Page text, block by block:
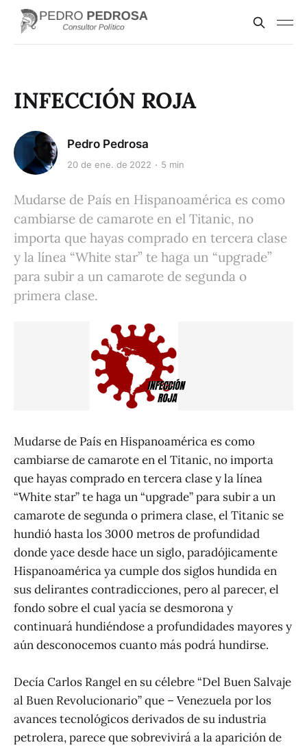
INFECCIÓN ROJA
Pedro Pedrosa
20 de ene. de 2022 5 min
Mudarse de País en Hispanoamérica es como
cambiarse de camarote en el Titanic, no
importa que hayas comprado en tercera clase
y la línea “White star” te haga un “upgrade”
para subir a un camarote de segunda o
primera clase.
Mudarse de País en Hispanoamérica es como
cambiarse de camarote en el Titanic, no importa
que hayas comprado en tercera clase y la línea
“White star” te haga un “upgrade” para subir a un
camarote de segunda o primera clase, el Titanic se
hundió hasta los 3000 metros de profundidad
donde yace desde hace un siglo, paradójicamente
Hispanoamérica ya cumple dos siglos hundida en
sus delirantes contradicciones, pero al parecer, el
fondo sobre el cual yacía se desmorona y
continuará hundiéndose a profundidades mayores y
aún desconocemos cuanto más podrá hundirse.
Decía Carlos Rangel en su célebre “Del Buen Salvaje
al Buen Revolucionario” que – Venezuela por los
avances tecnológicos derivados de su industria
petrolera, parece que sobrevivirá a la aparición de